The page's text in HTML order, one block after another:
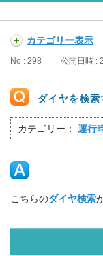
カテゴリー表示
No : 298 公開日時 :
ダイヤを検
カテゴリー： 運行
こちらのダイヤ検索